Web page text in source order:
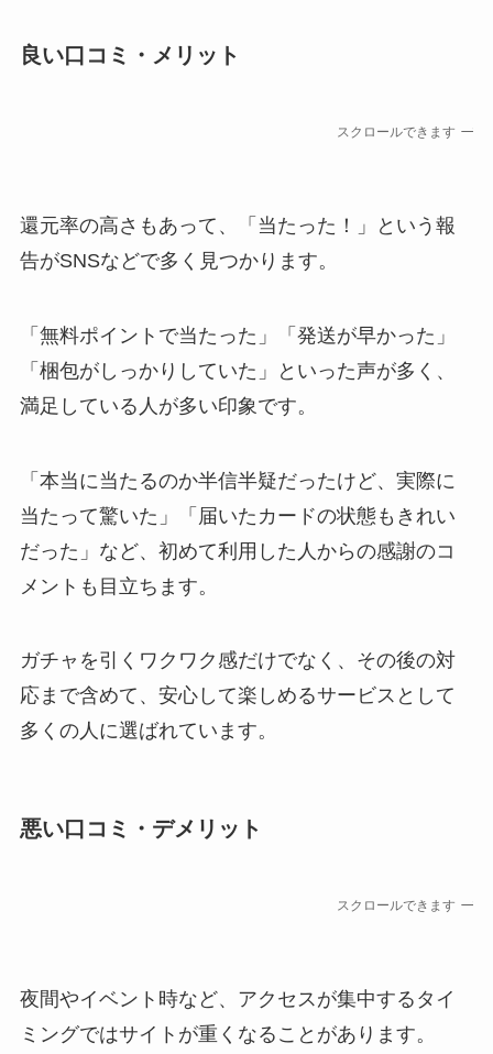
良い口コミ・メリット
スクロールできます
還元率の高さもあって、「当たった！」という報
告がSNSなどで多く見つかります。
「無料ポイントで当たった」「発送が早かった」
「梱包がしっかりしていた」といった声が多く、
満足している人が多い印象です。
「本当に当たるのか半信半疑だったけど、実際に
当たって驚いた」「届いたカードの状態もきれい
だった」など、初めて利用した人からの感謝のコ
メントも目立ちます。
ガチャを引くワクワク感だけでなく、その後の対
応まで含めて、安心して楽しめるサービスとして
多くの人に選ばれています。
悪い口コミ・デメリット
スクロールできます
夜間やイベント時など、アクセスが集中するタイ
ミングではサイトが重くなることがあります。